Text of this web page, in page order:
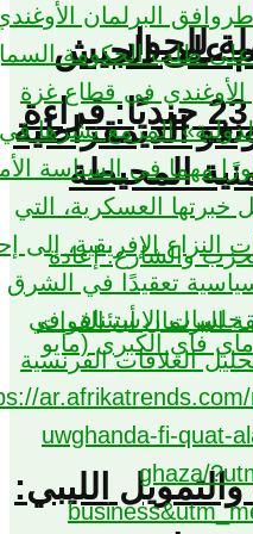
الجيش
التشادي ومقتل 23 جنديًا: قراءة
المحيطة
الليبي:
للحوار
الديمقراطية